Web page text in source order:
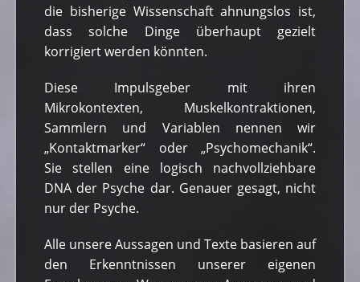
die bisherige Wissenschaft ahnungslos ist,
dass solche Dinge überhaupt gezielt
korrigiert werden könnten.
Diese Impulsgeber mit ihren
Mikrokontexten, Muskelkontraktionen,
Sammlern und Variablen nennen wir
„Kontaktmarker“ oder „Psychomechanik“.
Sie stellen eine logisch nachvollziehbare
DNA der Psyche dar. Genauer gesagt, nicht
nur der Psyche.
Alle unsere Aussagen und Texte basieren auf
den Erkenntnissen unserer eigenen